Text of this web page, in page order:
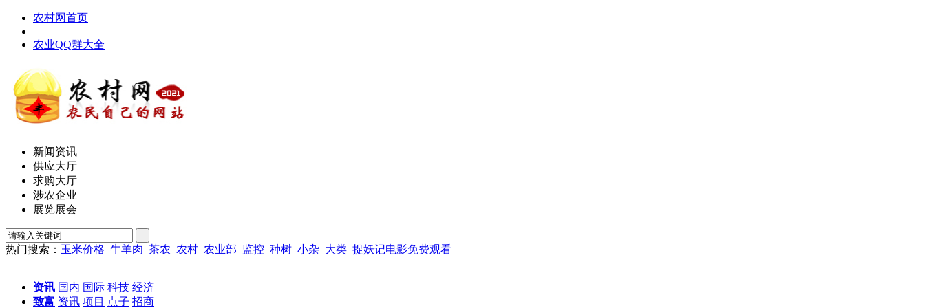
农村网首页
农业QQ群大全
新闻资讯
供应大厅
求购大厅
涉农企业
展览展会
热门搜索： 玉米价格 牛羊肉 茶农 农村 农业部 监控 种树 小杂 大类 捉妖记电影免费观看
资讯 国内 国际 科技 经济
致富 资讯 项目 点子 招商